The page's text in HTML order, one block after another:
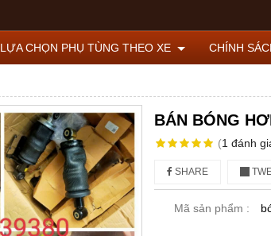
LỰA CHỌN PHỤ TÙNG THEO XE CHÍNH
BÁN BÓNG
(1 đánh
SHARE
Mã sản phẩm :